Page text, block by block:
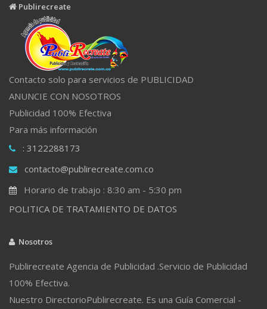
Publirecreate
Contacto solo para servicios de PUBLICIDAD
ANUNCIE CON NOSOTROS
Publicidad 100% Efectiva
Para más información
: 3122288173
contacto@publirecreate.com.co
Horario de trabajo : 8:30 am - 5:30 pm
POLITICA DE TRATAMIENTO DE DATOS
Nosotros
Publirecreate Agencia de Publicidad .Servicio de Publicidad
100% Efectiva.
Nuestro DirectorioPublirecreate. Es una Guía Comercial -